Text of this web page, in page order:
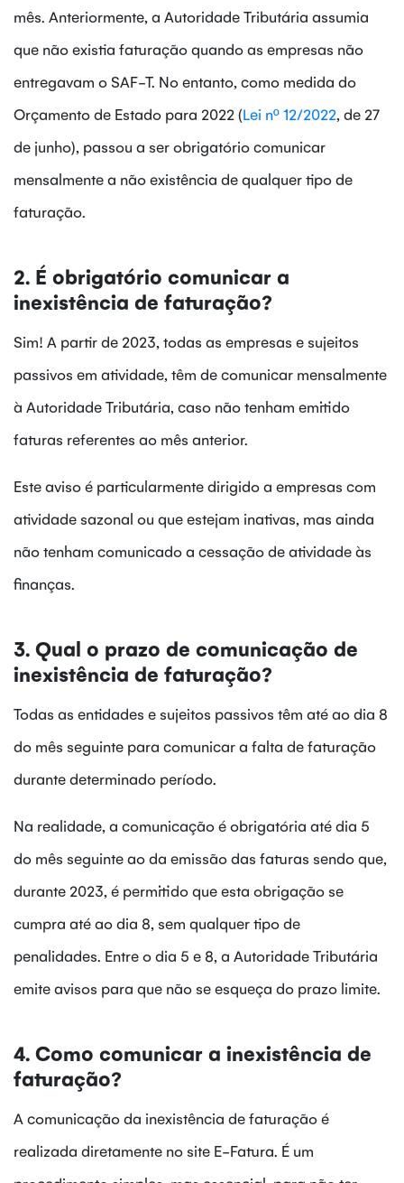
mês. Anteriormente, a Autoridade Tributária assumia
que não existia faturação quando as empresas não
entregavam o SAF-T. No entanto, como medida do
Orçamento de Estado para 2022 (Lei nº 12/2022, de 27
de junho), passou a ser obrigatório comunicar
mensalmente a não existência de qualquer tipo de
faturação.
2. É obrigatório comunicar a
inexistência de faturação?
Sim! A partir de 2023, todas as empresas e sujeitos
passivos em atividade, têm de comunicar mensalmente
à Autoridade Tributária, caso não tenham emitido
faturas referentes ao mês anterior.
Este aviso é particularmente dirigido a empresas com
atividade sazonal ou que estejam inativas, mas ainda
não tenham comunicado a cessação de atividade às
finanças.
3. Qual o prazo de comunicação de
inexistência de faturação?
Todas as entidades e sujeitos passivos têm até ao dia 8
do mês seguinte para comunicar a falta de faturação
durante determinado período.
Na realidade, a comunicação é obrigatória até dia 5
do mês seguinte ao da emissão das faturas sendo que,
durante 2023, é permitido que esta obrigação se
cumpra até ao dia 8, sem qualquer tipo de
penalidades. Entre o dia 5 e 8, a Autoridade Tributária
emite avisos para que não se esqueça do prazo limite.
4. Como comunicar a inexistência de
faturação?
A comunicação da inexistência de faturação é
realizada diretamente no site E-Fatura. É um